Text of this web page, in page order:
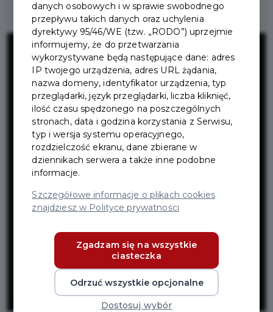
Dostawienie
ławek, koszy na
śmieci, koszy
na psie
odchody oraz
popielniczek na
terenie całego
miasta
danych osobowych i w sprawie swobodnego
przepływu takich danych oraz uchylenia
dyrektywy 95/46/WE (tzw. „RODO”) uprzejmie
informujemy, że do przetwarzania
wykorzystywane będą następujące dane: adres
IP twojego urządzenia, adres URL żądania,
nazwa domeny, identyfikator urządzenia, typ
przeglądarki, język przeglądarki, liczba kliknięć,
ilość czasu spędzonego na poszczególnych
stronach, data i godzina korzystania z Serwisu,
typ i wersja systemu operacyjnego,
rozdzielczość ekranu, dane zbierane w
dziennikach serwera a także inne podobne
informacje.
Szczegółowe informacje o plikach cookies
znajdziesz w Polityce prywatności
Zgadzam się na wszystkie
ciasteczka
Odrzuć wszystkie opcjonalne
Dostosuj wybór